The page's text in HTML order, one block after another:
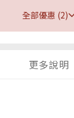
全部優惠 (2)
更多說明